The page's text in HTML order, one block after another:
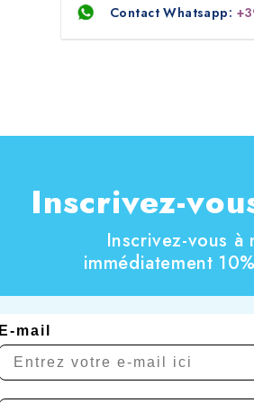
Contact Whatsapp:
Inscrivez-
Inscrivez-vous
immédiatement
E-mail